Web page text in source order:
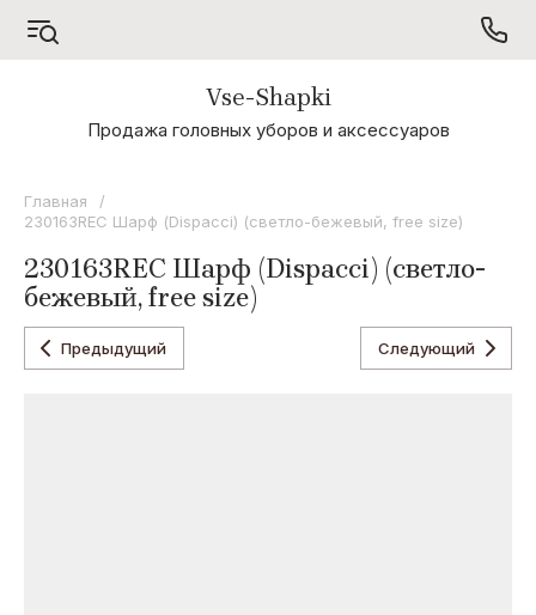
А - Я
Odyssey
Oxygon
Коллекция
Коллекция
Vse-Shapki
Продажа головных уборов и аксессуаров
Главная
/
230163REC Шарф (Dispacci) (светло-бежевый, free size)
230163REC Шарф (Dispacci) (светло-
бежевый, free size)
Предыдущий Следующий